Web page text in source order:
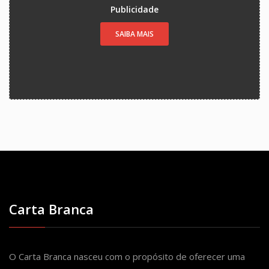
Publicidade
SAIBA MAIS
Carta Branca
O Carta Branca nasceu com o propósito de oferecer uma